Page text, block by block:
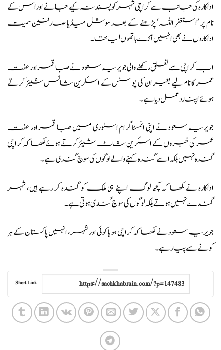
اداکارہ کی جانب سے کراچی شہر کو پسند نہ کیے جانے اور اس کے
نام پر ’استغفر اللہ‘ پڑھنے کے بعد سوشل میڈیا صارفین سمیت
اداکاروں نے بھی انہیں آڑے ہاتھوں لیا تھا۔
اب کراچی سے تعلق رکھنے والی جویریہ سعود نے صبا قمر اور عفت
عمر کا نام لیے بغیر ان کی پوسٹس کے اسکرین شاٹس شیئر کرتے
ہوئے اپنا رد عمل دیا ہے۔
جویریہ سعود نے اپنی انمسٹاگرام اسٹوری میں صبا قمر اور عفت
عمر کی خبروں کے اسکرین شاٹ شیئر کرتے ہوئے لکھا کہ کراچی
گندہ نہیں بلکہ اسے گندہ کہنے والے لوگوں کی سوچ گندی ہے۔
اداکارہ نے لکھا کہ کچھ لوگ اپنے ہی ملک کو گندہ کر رہے ہیں، شہر
گندے نہیں ہوتے بلکہ لوگوں کی سوچ گندی ہوتی ہے۔
جویریہ سعود نے لکھا کہ کراچی ہو یا کوئی اور شہر، انہیں پاکستان کے ہر
کونے سے پیار ہے۔
Short Link